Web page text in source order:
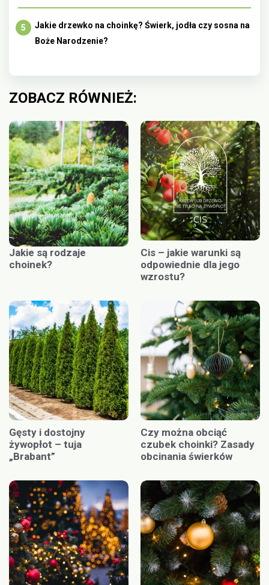
Jakie drzewko na choinkę? Świerk, jodła czy sosna na
Boże Narodzenie?
ZOBACZ RÓWNIEŻ:
Jakie są rodzaje
choinek?
Cis – jakie warunki są
odpowiednie dla jego
wzrostu?
Gęsty i dostojny
żywopłot – tuja
„Brabant”
Czy można obciąć
czubek choinki? Zasady
obcinania świerków